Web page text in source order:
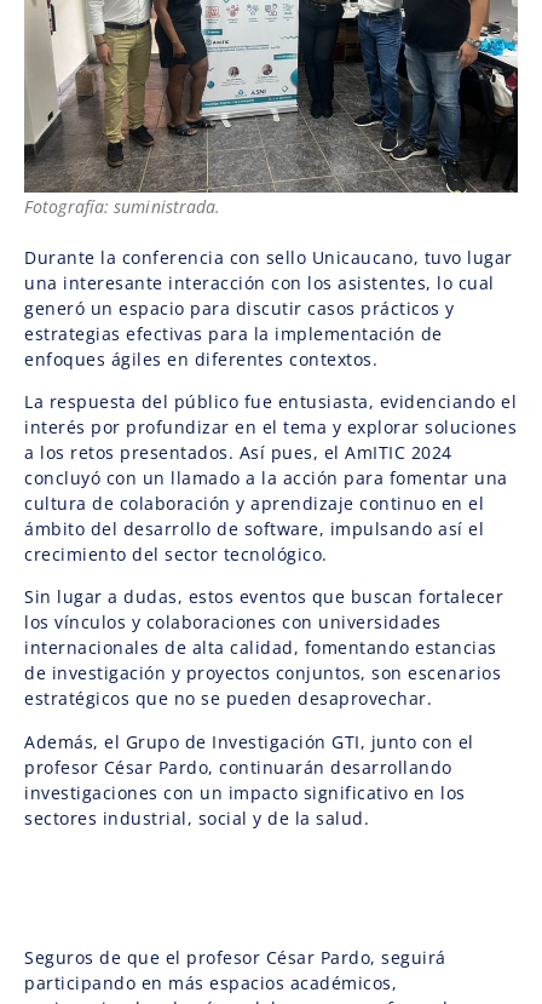
Fotografía: suministrada.
Durante la conferencia con sello Unicaucano, tuvo lugar
una interesante interacción con los asistentes, lo cual
generó un espacio para discutir casos prácticos y
estrategias efectivas para la implementación de
enfoques ágiles en diferentes contextos.
La respuesta del público fue entusiasta, evidenciando el
interés por profundizar en el tema y explorar soluciones
a los retos presentados. Así pues, el AmITIC 2024
concluyó con un llamado a la acción para fomentar una
cultura de colaboración y aprendizaje continuo en el
ámbito del desarrollo de software, impulsando así el
crecimiento del sector tecnológico.
Sin lugar a dudas, estos eventos que buscan fortalecer
los vínculos y colaboraciones con universidades
internacionales de alta calidad, fomentando estancias
de investigación y proyectos conjuntos, son escenarios
estratégicos que no se pueden desaprovechar.
Además, el Grupo de Investigación GTI, junto con el
profesor César Pardo, continuarán desarrollando
investigaciones con un impacto significativo en los
sectores industrial, social y de la salud.
Seguros de que el profesor César Pardo, seguirá
participando en más espacios académicos,